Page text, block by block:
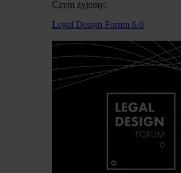
Czym żyjemy:
Legal Design Forum 6.0